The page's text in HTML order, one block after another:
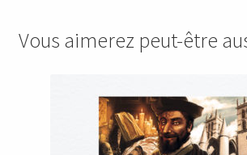
Vous aimerez peut-être